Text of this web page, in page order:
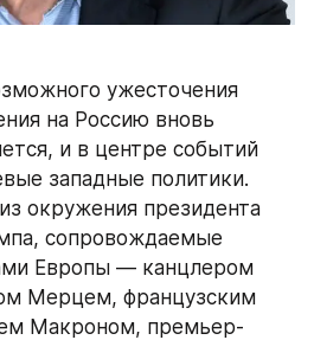
ужесточения
на Россию вновь
и в центре событий
западные политики.
окружения президента
сопровождаемые
Европы — канцлером
Мерцем, французским
Макроном, премьер-